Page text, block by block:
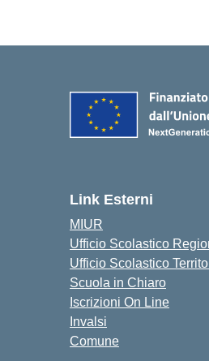
Link Esterni
MIUR
Ufficio Scolastico
Ufficio Scolastico
Scuola in Chiaro
Iscrizioni On Line
Invalsi
Comune